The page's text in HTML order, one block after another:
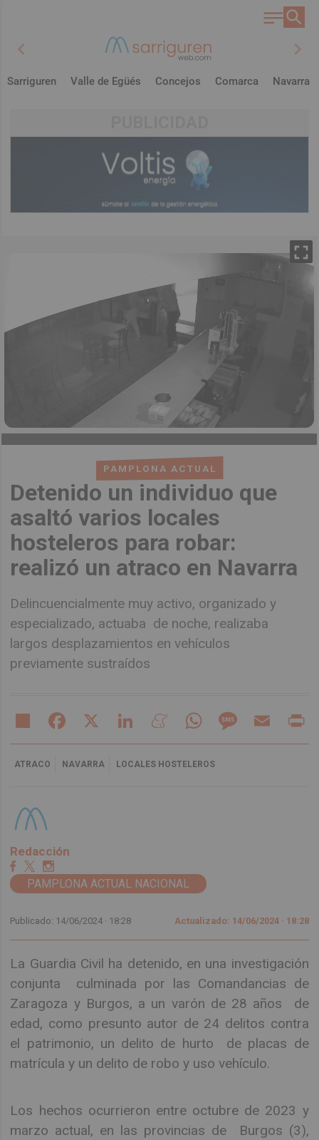
chevron_left chevron_right
Sarriguren Valle de Egüés Concejos Comarca Navarra
PAMPLONA ACTUAL
Detenido un individuo que
asaltó varios locales
hosteleros para robar:
realizó un atraco en Navarra
Delincuencialmente muy activo, organizado y
especializado, actuaba de noche, realizaba
largos desplazamientos en vehículos
previamente sustraídos
Share Facebook LinkedIn MeneameWhatsAppMessageEmail
ATRACO NAVARRA LOCALES HOSTELEROS
Redacción
PAMPLONA ACTUAL NACIONAL
Publicado: 14/06/2024 · 18:28 Actualizado: 14/06/2024 · 18:28
La Guardia Civil ha detenido, en una investigación
conjunta culminada por las Comandancias de
Zaragoza y Burgos, a un varón de 28 años de
edad, como presunto autor de 24 delitos contra
el patrimonio, un delito de hurto de placas de
matrícula y un delito de robo y uso vehículo.
Los hechos ocurrieron entre octubre de 2023 y
marzo actual, en las provincias de Burgos (3),